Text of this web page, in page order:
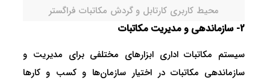
محیط کاربری کارتابل و گردش مکاتبات فراگستر
2- سازماندهی و مدیریت مکاتبات
سیستم مکاتبات اداری ابزارهای مختلفی برای مدیریت و
سازماندهی مکاتبات در اختیار سازمان‌ها و کسب و کارها